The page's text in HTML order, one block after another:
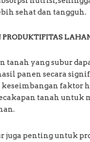
sehat dan tangguh.
tanah yang subur
panen secara
faktor
tanah untuk
juga penting untuk